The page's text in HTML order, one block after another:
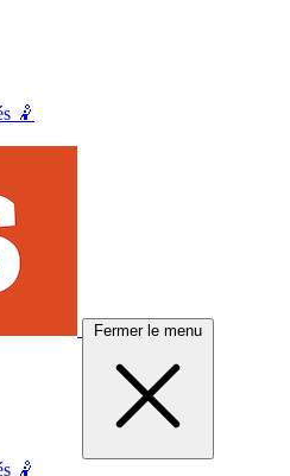
🤾
Fermer le menu
🤾